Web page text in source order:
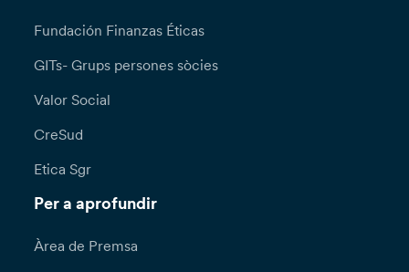
Fundación Finanzas Éticas
GITs- Grups persones sòcies
Valor Social
CreSud
Etica Sgr
Per a aprofundir
Àrea de Premsa